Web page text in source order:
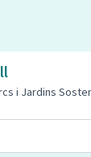
i Jardins